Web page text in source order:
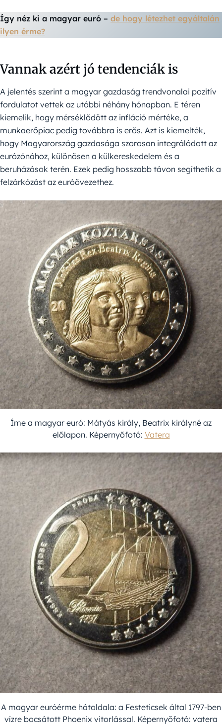
Így néz ki a magyar euró – de hogy létezhet egyáltalán
ilyen érme?
Vannak azért jó tendenciák is
A jelentés szerint a magyar gazdaság trendvonalai pozitív
fordulatot vettek az utóbbi néhány hónapban. E téren
kiemelik, hogy mérséklődött az infláció mértéke, a
munkaerőpiac pedig továbbra is erős. Azt is kiemelték,
hogy Magyarország gazdasága szorosan integrálódott az
eurózónához, különösen a külkereskedelem és a
beruházások terén. Ezek pedig hosszabb távon segíthetik a
felzárkózást az euróövezethez.
Íme a magyar euró: Mátyás király, Beatrix királyné az
előlapon. Képernyőfotó: Vatera
A magyar euróérme hátoldala: a Festeticsek által 1797-ben
vízre bocsátott Phoenix vitorlással. Képernyőfotó: vatera